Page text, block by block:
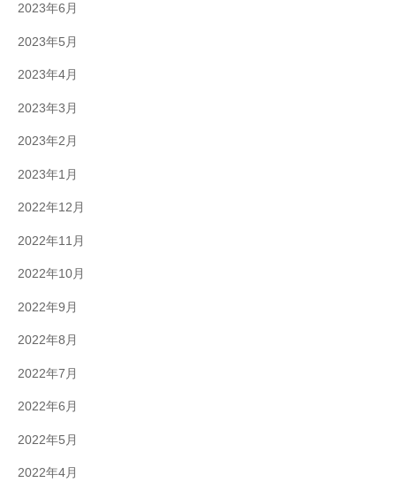
2023年6月
2023年5月
2023年4月
2023年3月
2023年2月
2023年1月
2022年12月
2022年11月
2022年10月
2022年9月
2022年8月
2022年7月
2022年6月
2022年5月
2022年4月